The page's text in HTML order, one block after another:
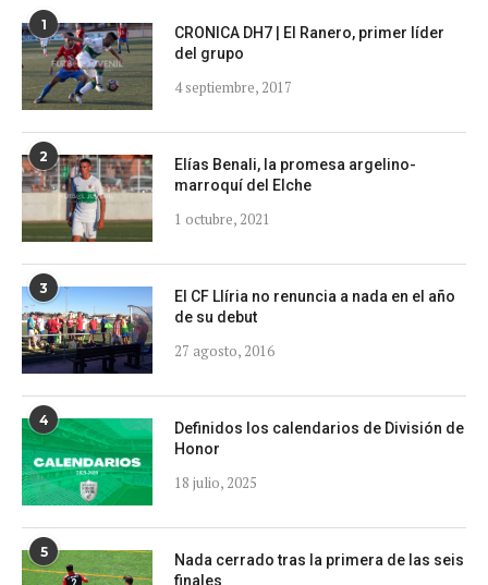
1
CRONICA DH7 | El Ranero, primer líder
del grupo
4 septiembre, 2017
2
Elías Benali, la promesa argelino-
marroquí del Elche
1 octubre, 2021
3
El CF Llíria no renuncia a nada en el año
de su debut
27 agosto, 2016
4
Definidos los calendarios de División de
Honor
18 julio, 2025
5
Nada cerrado tras la primera de las seis
finales